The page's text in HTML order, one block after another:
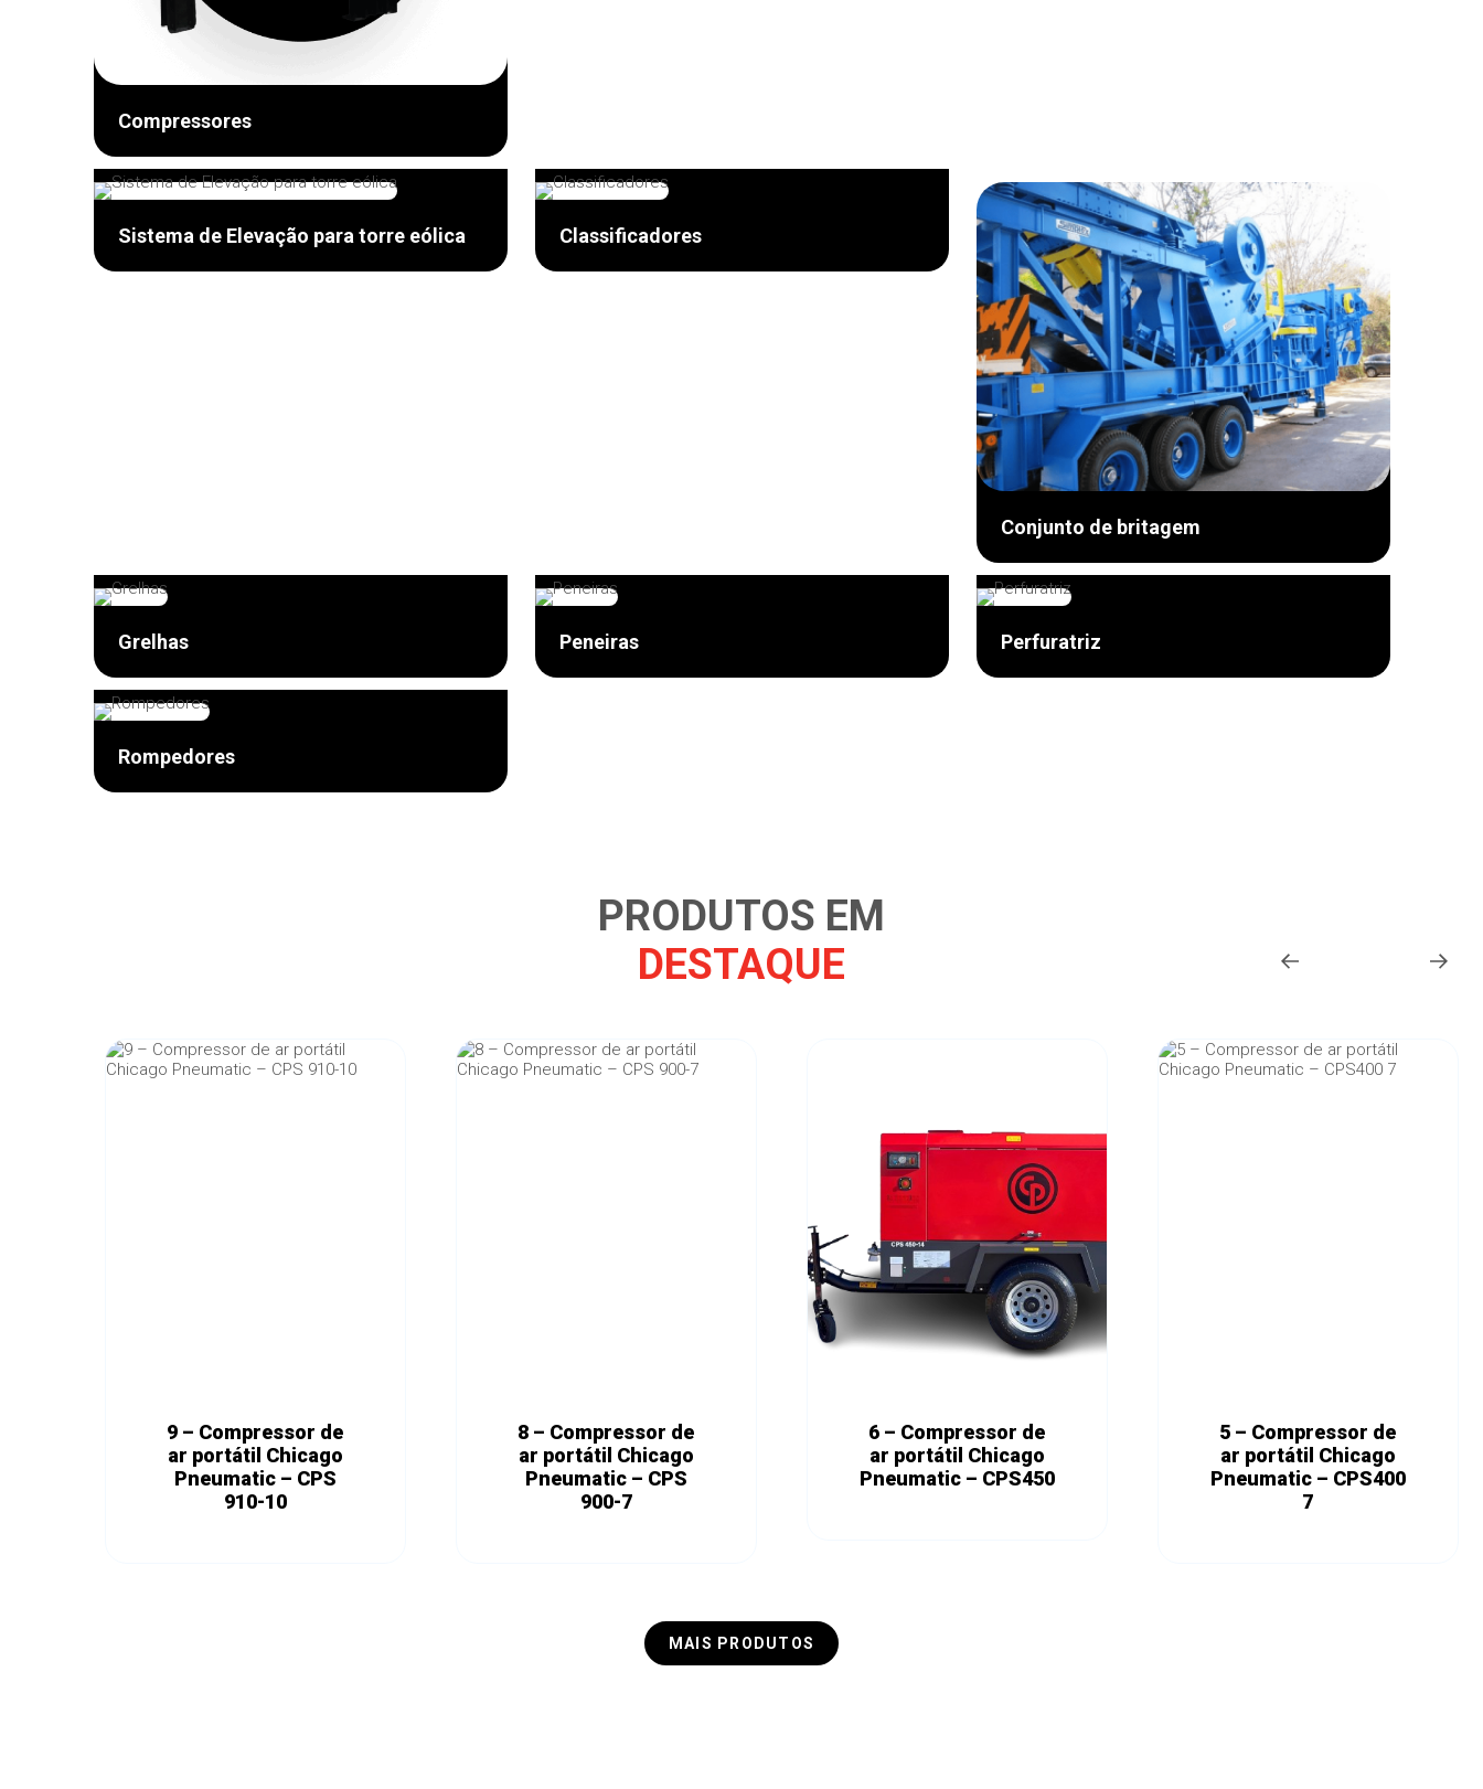
Compressores
Sistema de Elevação para torre eólica Classificadores
Conjunto de britagem
Grelhas Peneiras Perfuratriz
Rompedores
PRODUTOS EM
DESTAQUE
9 – Compressor de
ar portátil Chicago
Pneumatic – CPS
910-10
8 – Compressor de
ar portátil Chicago
Pneumatic – CPS
900-7
6 – Compressor de
ar portátil Chicago
Pneumatic – CPS450
5 – Compressor de
ar portátil Chicago
Pneumatic – CPS400
7
MAIS PRODUTOS